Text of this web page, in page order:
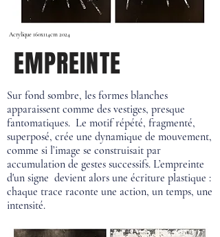
Acrylique 160x114cm 2024
EMPREINTE
Sur fond sombre, les formes blanches
apparaissent comme des vestiges, presque
fantomatiques. Le motif répété, fragmenté,
superposé, crée une dynamique de mouvement,
comme si l’image se construisait par
accumulation de gestes successifs. L’empreinte
d'un signe devient alors une écriture plastique :
chaque trace raconte une action, un temps, une
intensité.